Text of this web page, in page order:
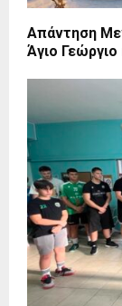
Απάντηση
Άγιο